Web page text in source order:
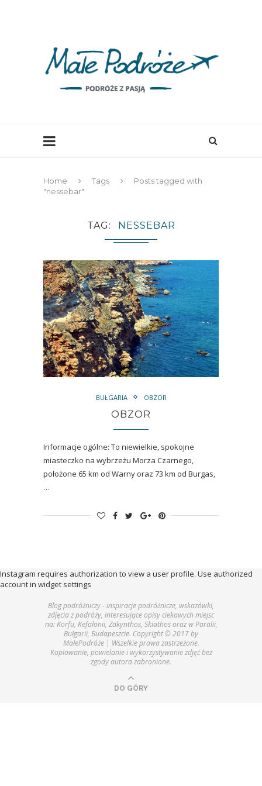
Home Tags
Posts tagged with
"nessebar"
TAG NESSEBAR
BUŁGARIA OBZOR
OBZOR
Informacje ogólne: To niewielkie, spokojne
miasteczko na wybrzeżu Morza Czarnego,
położone 65 km od Warny oraz 73 km od Burgas,
…
Instagram requires authorization to view a user profile. Use authorized
account in widget settings
Blog podróżniczy - inspiracje podróżnicze, wskazówki,
zdjęcia z podróży, interesujące opisy ciekawych miejsc
na: Korfu, Kefalonii, Zakynthos, Skiathos oraz w Paralii,
Bułgarii, Budapeszcie. Copyright © 2017 by
MałePodróże | Wszelkie prawa zastrzeżone.
Kopiowanie, powielanie i wykorzystywanie zdjęć bez
zgody autora zabronione.
DO GÓRY